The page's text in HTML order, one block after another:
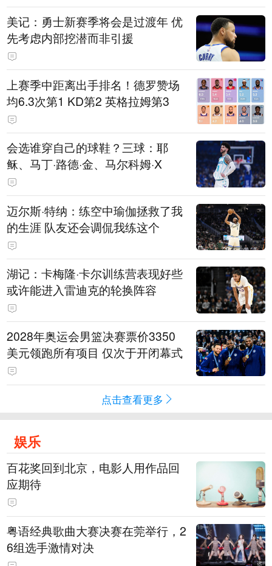
美记：勇士新赛季将会是过渡年 优
先考虑内部挖潜而非引援
上赛季中距离出手排名！德罗赞场
均6.3次第1 KD第2 英格拉姆第3
会选谁穿自己的球鞋？三球：耶
稣、马丁·路德·金、马尔科姆·X
迈尔斯·特纳：练空中瑜伽拯救了我
的生涯 队友还会调侃我练这个
湖记：卡梅隆·卡尔训练营表现好些
或许能进入雷迪克的轮换阵容
2028年奥运会男篮决赛票价3350
美元领跑所有项目 仅次于开闭幕式
点击查看更多
娱乐
百花奖回到北京，电影人用作品回
应期待
粤语经典歌曲大赛决赛在莞举行，2
6组选手激情对决